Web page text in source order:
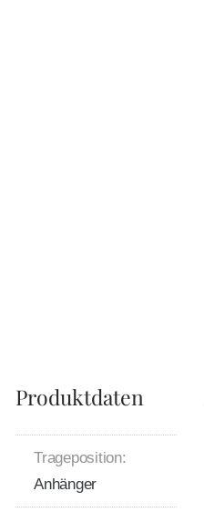
Produktdaten
Trageposition:
Anhänger